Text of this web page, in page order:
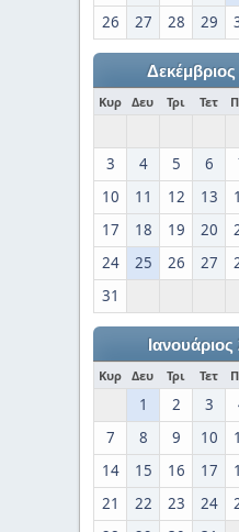
26
27 28 29
Δεκέμβριος
Κυρ Δευ Τρι Τετ
3
4 5 6
10
11 12 13
17
18 19 20
24
25 26 27
31
Ιανουάριος
Κυρ Δευ Τρι Τετ
1 2 3
7
8 9 10
14
15 16 17
21
22 23 24